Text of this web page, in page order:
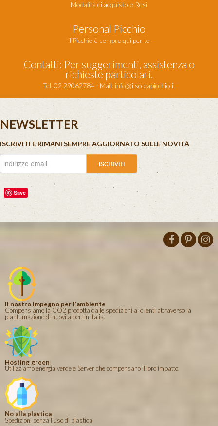
Modalità di acquisto e Resi
Personal Picchio
il Picchio è sempre qui per te
Contatti: Per suggerimenti, assistenza o
richieste particolari.
Tel. 02 29062784 - Mail: info@ilsoleapicchio.it
NEWSLETTER
ISCRIVITI E RIMANI SEMPRE AGGIORNATO SULLE NOVITÀ
Save
Il nostro impegno per l’ambiente
Compensiamo la CO2 prodotta dalle spedizioni ai clienti attraverso la
piantumazione di nuovi alberi in Italia.
Hosting green
Utilizziamo energia verde e Server che compensano il loro impatto.
No alla plastica
Spedizioni senza l'uso di plastica